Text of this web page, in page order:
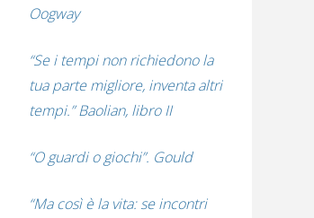
Oogway
“Se i tempi non richiedono la
tua parte migliore, inventa altri
tempi.” Baolian, libro II
“O guardi o giochi”. Gould
“Ma così è la vita: se incontri